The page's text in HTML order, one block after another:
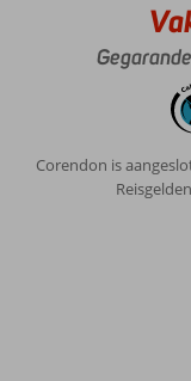
Corendon is